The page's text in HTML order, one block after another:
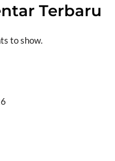
Terbaru
to show.